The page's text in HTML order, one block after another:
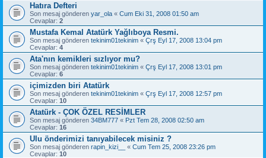
Hatıra Defteri
Son mesaj gönderen yar_ola « Cum Eki 31, 2008 01:50 am
Cevaplar: 2
Mustafa Kemal Atatürk Yağlıboya Resmi.
Son mesaj gönderen tekinim01tekinim « Çrş Eyl 17, 2008 13:04 pm
Cevaplar: 4
Ata'nın kemikleri sızlıyor mu?
Son mesaj gönderen tekinim01tekinim « Çrş Eyl 17, 2008 13:01 pm
Cevaplar: 6
içimizden biri Atatürk
Son mesaj gönderen tekinim01tekinim « Çrş Eyl 17, 2008 12:57 pm
Cevaplar: 10
Atatürk - ÇOK ÖZEL RESİMLER
Son mesaj gönderen 34BM777 « Pzt Tem 28, 2008 02:50 am
Cevaplar: 16
Ulu önderimizi tanıyabilecek misiniz ?
Son mesaj gönderen rapin_kizi__ « Cum Tem 25, 2008 23:26 pm
Cevaplar: 10